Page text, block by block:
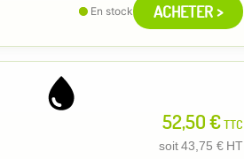
En stock ACHETER >
52,50 €TTC
soit43,75 € HT